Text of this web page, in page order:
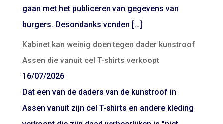
gaan met het publiceren van gegevens van
burgers. Desondanks vonden […]
Kabinet kan weinig doen tegen dader kunstroof
Assen die vanuit cel T-shirts verkoopt
16/07/2026
Dat een van de daders van de kunstroof in
Assen vanuit zijn cel T-shirts en andere kleding